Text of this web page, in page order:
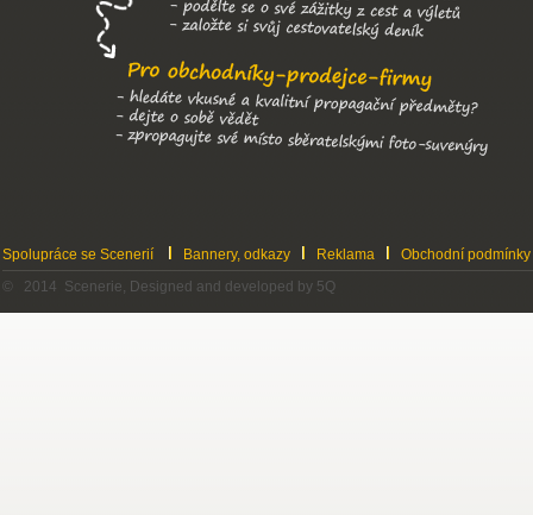
Spolupráce se Scenerií Bannery, odkazy Reklama
Obchodní podmínky
© 2014 Scenerie, Designed and developed by 5Q